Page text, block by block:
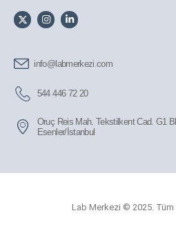
info@labmerkezi.com
544 446 72 20
Oruç Reis Mah. Tekstilkent Cad. G1
Esenler/İstanbul
Lab Merkezi © 2025. Tüm